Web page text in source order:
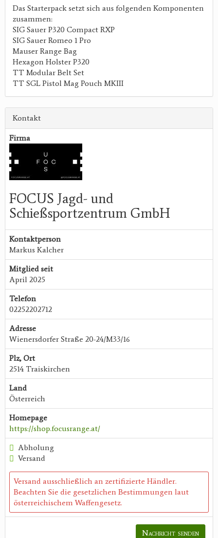
Das Starterpack setzt sich aus folgenden Komponenten
zusammen:
SIG Sauer P320 Compact RXP
SIG Sauer Romeo 1 Pro
Mauser Range Bag
Hexagon Holster P320
TT Modular Belt Set
TT SGL Pistol Mag Pouch MKIII
Kontakt
Firma
FOCUS Jagd- und
Schießsportzentrum GmbH
Kontaktperson
Markus Kalcher
Mitglied seit
April 2025
Telefon
02252202712
Adresse
Wienersdorfer Straße 20-24/M33/16
Plz, Ort
2514 Traiskirchen
Land
Österreich
Homepage
https://shop.focusrange.at/
Abholung
Versand
Versand ausschließlich an zertifizierte Händler.
Beachten Sie die gesetzlichen Bestimmungen laut
österreichischem Waffengesetz.
Nachricht senden